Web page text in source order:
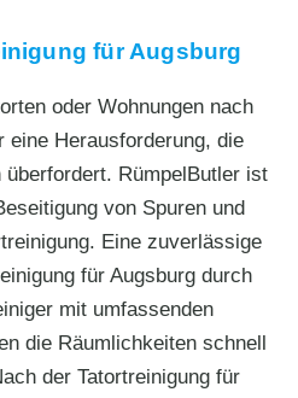
für Augsburg
oder Wohnungen nach
eine Herausforderung, die
RümpelButler ist
von Spuren und
Eine zuverlässige
für Augsburg durch
mit umfassenden
die Räumlichkeiten schnell
der Tatortreinigung für